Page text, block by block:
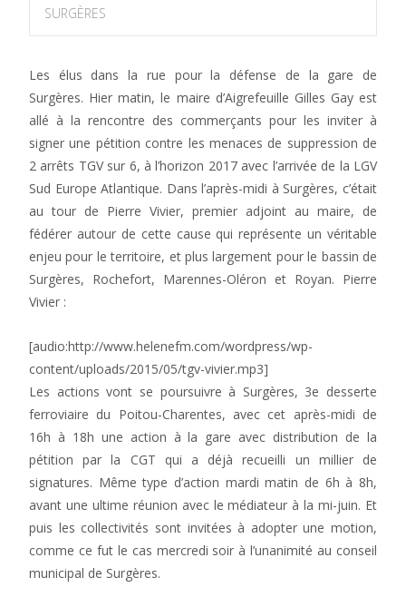
SURGÈRES
Les élus dans la rue pour la défense de la gare de
Surgères. Hier matin, le maire d’Aigrefeuille Gilles Gay est
allé à la rencontre des commerçants pour les inviter à
signer une pétition contre les menaces de suppression de
2 arrêts TGV sur 6, à l’horizon 2017 avec l’arrivée de la LGV
Sud Europe Atlantique. Dans l’après-midi à Surgères, c’était
au tour de Pierre Vivier, premier adjoint au maire, de
fédérer autour de cette cause qui représente un véritable
enjeu pour le territoire, et plus largement pour le bassin de
Surgères, Rochefort, Marennes-Oléron et Royan. Pierre
Vivier :
[audio:http://www.helenefm.com/wordpress/wp-
content/uploads/2015/05/tgv-vivier.mp3]
Les actions vont se poursuivre à Surgères, 3e desserte
ferroviaire du Poitou-Charentes, avec cet après-midi de
16h à 18h une action à la gare avec distribution de la
pétition par la CGT qui a déjà recueilli un millier de
signatures. Même type d’action mardi matin de 6h à 8h,
avant une ultime réunion avec le médiateur à la mi-juin. Et
puis les collectivités sont invitées à adopter une motion,
comme ce fut le cas mercredi soir à l’unanimité au conseil
municipal de Surgères.